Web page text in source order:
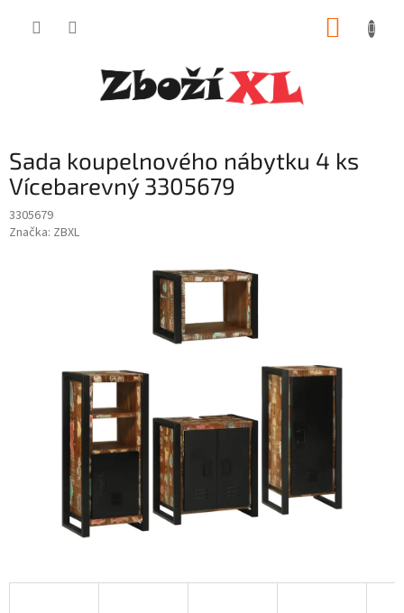
Sada koupelnového nábytku 4 ks
Vícebarevný 3305679
3305679
Značka: ZBXL